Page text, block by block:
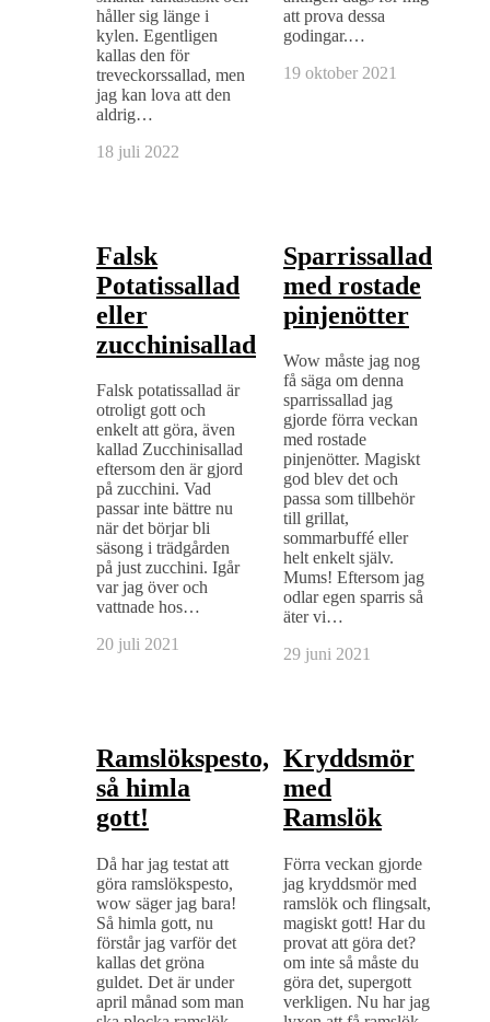
håller sig länge i
kylen. Egentligen
kallas den för
treveckorssallad, men
jag kan lova att den
aldrig…
18 juli 2022
att prova dessa
godingar.…
19 oktober 2021
Falsk
Potatissallad
eller
zucchinisallad
Falsk potatissallad är
otroligt gott och
enkelt att göra, även
kallad Zucchinisallad
eftersom den är gjord
på zucchini. Vad
passar inte bättre nu
när det börjar bli
säsong i trädgården
på just zucchini. Igår
var jag över och
vattnade hos…
20 juli 2021
Sparrissallad
med rostade
pinjenötter
Wow måste jag nog
få säga om denna
sparrissallad jag
gjorde förra veckan
med rostade
pinjenötter. Magiskt
god blev det och
passa som tillbehör
till grillat,
sommarbuffé eller
helt enkelt själv.
Mums! Eftersom jag
odlar egen sparris så
äter vi…
29 juni 2021
Ramslökspesto,
så himla
gott!
Då har jag testat att
göra ramslökspesto,
wow säger jag bara!
Så himla gott, nu
förstår jag varför det
kallas det gröna
guldet. Det är under
april månad som man
Kryddsmör
med
Ramslök
Förra veckan gjorde
jag kryddsmör med
ramslök och flingsalt,
magiskt gott! Har du
provat att göra det?
om inte så måste du
göra det, supergott
verkligen. Nu har jag